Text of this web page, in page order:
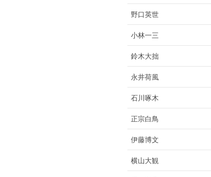
野口英世
小林一三
鈴木大拙
永井荷風
石川啄木
正宗白鳥
伊藤博文
横山大観